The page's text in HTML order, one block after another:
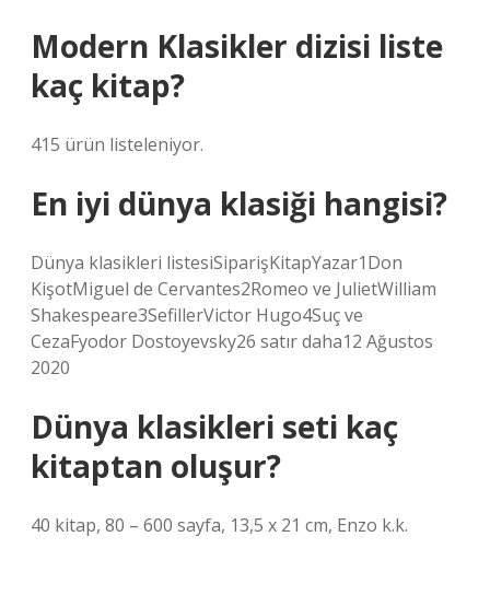
Modern Klasikler dizisi liste
kaç kitap?
415 ürün listeleniyor.
En iyi dünya klasiği hangisi?
Dünya klasikleri listesiSiparişKitapYazar1Don
KişotMiguel de Cervantes2Romeo ve JulietWilliam
Shakespeare3SefillerVictor Hugo4Suç ve
CezaFyodor Dostoyevsky26 satır daha12 Ağustos
2020
Dünya klasikleri seti kaç
kitaptan oluşur?
40 kitap, 80 – 600 sayfa, 13,5 x 21 cm, Enzo k.k.